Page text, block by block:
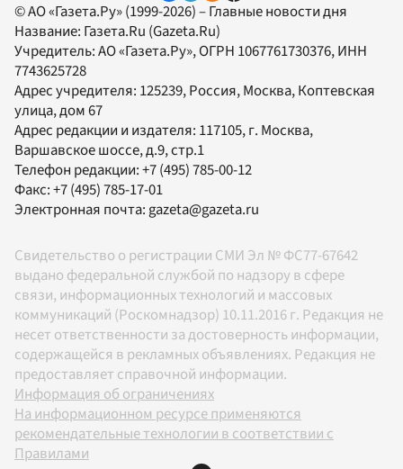
© АО «Газета.Ру» (1999-2026) – Главные новости дня
Название: Газета.Ru (Gazeta.Ru)
Учредитель:АО «Газета.Ру», ОГРН 1067761730376, ИНН
7743625728
Адрес учредителя: 125239, Россия, Москва, Коптевская
улица, дом 67
Адрес редакции и издателя: 117105, г. Москва,
Варшавское шоссе, д.9, стр.1
Телефон редакции:+7 (495) 785-00-12
Факс:+7 (495) 785-17-01
Электронная почта:gazeta@gazeta.ru
Свидетельство о регистрации СМИ Эл № ФС77-67642
выдано федеральной службой по надзору в сфере
связи, информационных технологий и массовых
коммуникаций (Роскомнадзор) 10.11.2016 г. Редакция не
несет ответственности за достоверность информации,
содержащейся в рекламных объявлениях. Редакция не
предоставляет справочной информации.
Информация об ограничениях
На информационном ресурсе применяются
рекомендательные технологии в соответствии с
Правилами